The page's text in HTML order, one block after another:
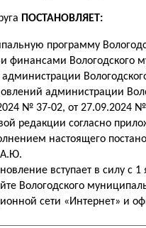
ПОСТАНОВЛЯЕТ:
программу
финансами Вологодского
администрации
№ 37-02, от 27.09.2024
редакции согласно
настоящего
А.Ю.
вступает в силу
Вологодского
сети «Интернет» и